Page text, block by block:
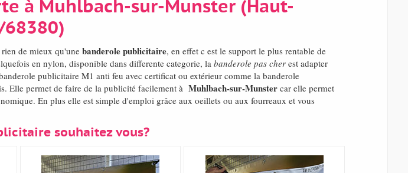
à Muhlbach-sur-Munster (Haut-
de mieux qu'une banderole publicitaire, en effet c est le support le plus rentable de
en nylon, disponible dans differente categorie, la banderole pas cherest adapter
publicitaire M1 anti feu avec certificat ou extérieur comme la banderole
Elle permet de faire de la publicité facilement à Muhlbach-sur-Munstercar elle permet
En plus elle est simple d'emploi grâce aux oeillets ou aux fourreaux et vous
souhaitez vous?